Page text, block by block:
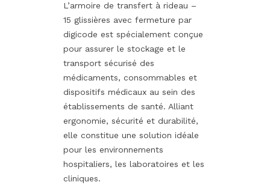
L’armoire de transfert à rideau –
15 glissières avec fermeture par
digicode est spécialement conçue
pour assurer le stockage et le
transport sécurisé des
médicaments, consommables et
dispositifs médicaux au sein des
établissements de santé. Alliant
ergonomie, sécurité et durabilité,
elle constitue une solution idéale
pour les environnements
hospitaliers, les laboratoires et les
cliniques.